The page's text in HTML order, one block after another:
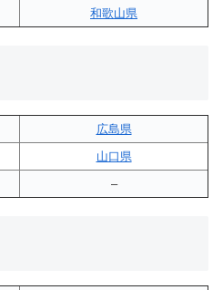
和歌山県
広島県
山口県
–